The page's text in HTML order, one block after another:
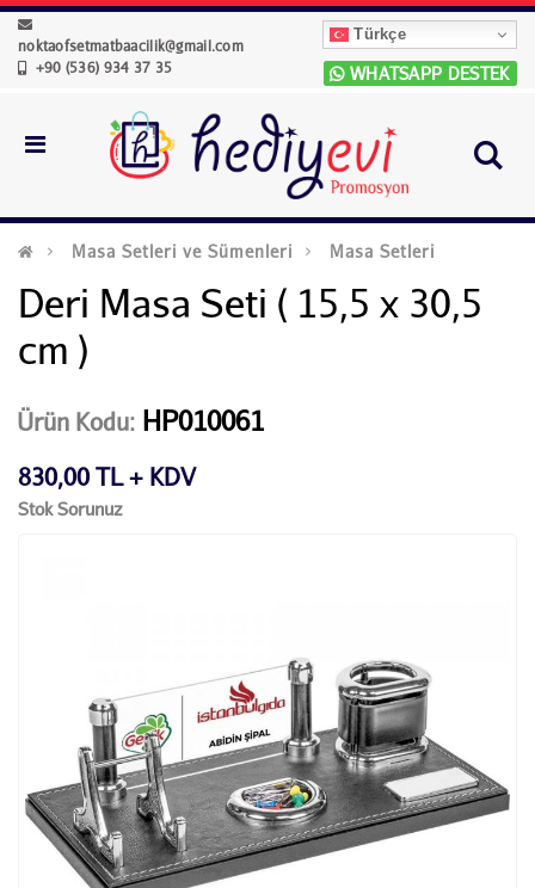
noktaofsetmatbaacilik@gmail.com
+90 (536) 934 37 35
Türkçe
WHATSAPP DESTEK
Masa Setleri ve Sümenleri Masa Setleri
Deri Masa Seti ( 15,5 x 30,5
cm )
Ürün Kodu: HP010061
830,00 TL + KDV
Stok Sorunuz